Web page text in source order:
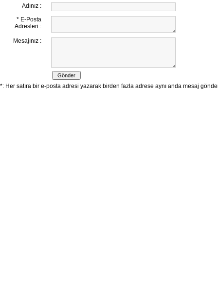
Adınız :
* E-Posta
Adresleri :
Mesajınız :
*: Her satıra bir e-posta adresi yazarak birden fazla adrese aynı anda mesaj